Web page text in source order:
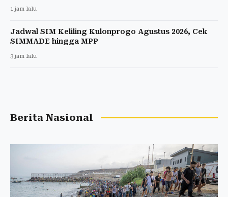
1 jam lalu
Jadwal SIM Keliling Kulonprogo Agustus 2026, Cek
SIMMADE hingga MPP
3 jam lalu
Berita Nasional